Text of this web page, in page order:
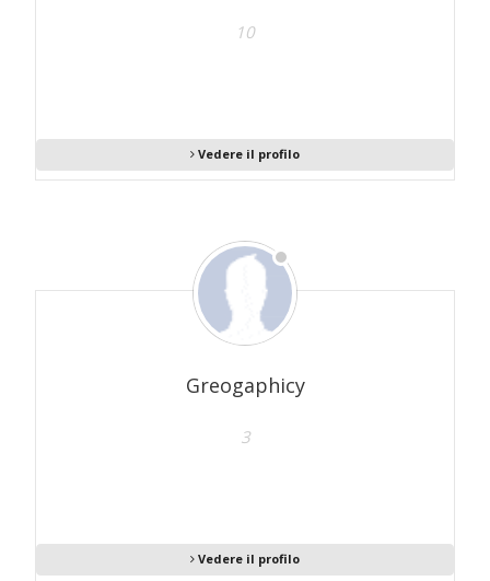
10
Vedere il profilo
Greogaphicy
3
Vedere il profilo